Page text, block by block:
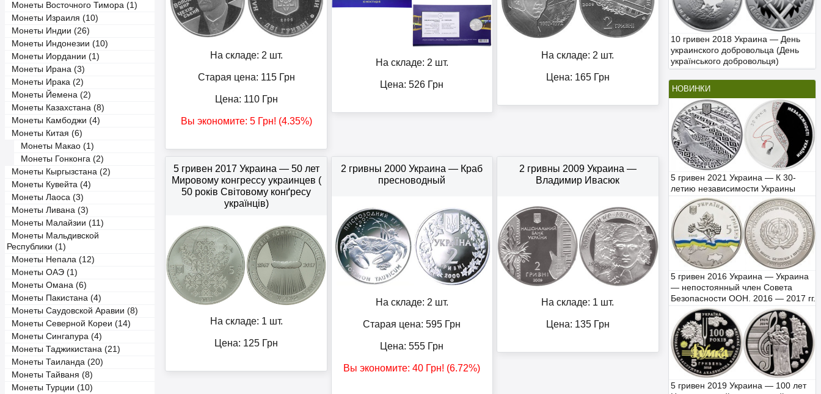
Монеты Восточного Тимора (1)
Монеты Израиля (10)
Монеты Индии (26)
Монеты Индонезии (10)
Монеты Иордании (1)
Монеты Ирана (3)
Монеты Ирака (2)
Монеты Йемена (2)
Монеты Казахстана (8)
Монеты Камбоджи (4)
Монеты Китая (6)
Монеты Макао (1)
Монеты Гонконга (2)
Монеты Кыргызстана (2)
Монеты Кувейта (4)
Монеты Лаоса (3)
Монеты Ливана (3)
Монеты Малайзии (11)
Монеты Мальдивской
Республики (1)
Монеты Непала (12)
Монеты ОАЭ (1)
Монеты Омана (6)
Монеты Пакистана (4)
Монеты Саудовской Аравии (8)
Монеты Северной Кореи (14)
Монеты Сингапура (4)
Монеты Таджикистана (21)
Монеты Таиланда (20)
Монеты Тайваня (8)
Монеты Турции (10)
10 гривен 2018 Украина — День
украинского добровольца (День
українського добровольця)
НОВИНКИ
5 гривен 2021 Украина — К 30-
летию независимости Украины
5 гривен 2016 Украина — Украина
— непостоянный член Совета
Безопасности ООН. 2016 — 2017 гг.
5 гривен 2019 Украина — 100 лет
На складе: 2 шт.
Старая цена: 115Грн
Цена: 110Грн
Вы экономите: 5Грн! (4.35%)
На складе: 2 шт.
Цена:526 Грн
На складе: 2 шт.
Цена: 165Грн
5 гривен 2017 Украина — 50 лет
Мировому конгрессу украинцев (
50 років Світовому конґресу
українців)
На складе: 1 шт.
Цена: 125 Грн
2 гривны 2000 Украина — Краб
пресноводный
На складе: 2 шт.
Старая цена: 595 Грн
Цена:555 Грн
Вы экономите:40 Грн! (6.72%)
2 гривны 2009 Украина —
Владимир Ивасюк
На складе: 1 шт.
Цена: 135Грн